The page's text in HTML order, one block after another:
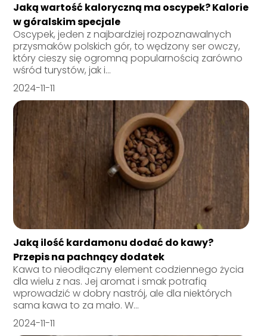
Jaką wartość kaloryczną ma oscypek? Kalorie
w góralskim specjale
Oscypek, jeden z najbardziej rozpoznawalnych
przysmaków polskich gór, to wędzony ser owczy,
który cieszy się ogromną popularnością zarówno
wśród turystów, jak i...
2024-11-11
Jaką ilość kardamonu dodać do kawy?
Przepis na pachnący dodatek
Kawa to nieodłączny element codziennego życia
dla wielu z nas. Jej aromat i smak potrafią
wprowadzić w dobry nastrój, ale dla niektórych
sama kawa to za mało. W...
2024-11-11